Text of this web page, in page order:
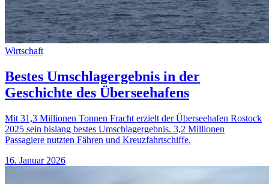
Wirtschaft
Bestes Umschlagergebnis in der
Geschichte des Überseehafens
Mit 31,3 Millionen Tonnen Fracht erzielt der Überseehafen Rostock
2025 sein bislang bestes Umschlagergebnis. 3,2 Millionen
Passagiere nutzten Fähren und Kreuzfahrtschiffe.
16. Januar 2026